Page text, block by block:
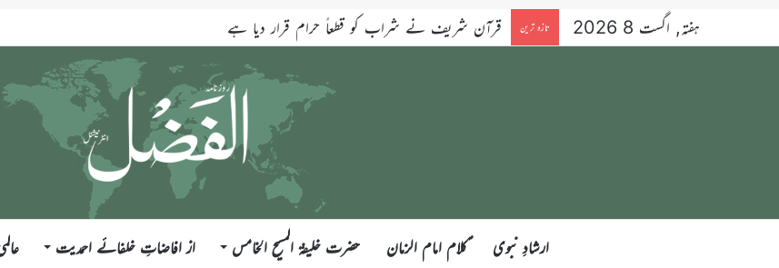
ہفتہ, اگست 8 2026 تازہ ترین قرآن شریف نے شراب کو قطعاً حرام قرار دیا ہے
ارشادِ نبوی ؑکلام امام الزمان حضرت خلیفۃ المسیح الخامس از افاضاتِ خلفائے احمدیت